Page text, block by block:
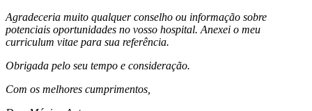
Agradeceria muito qualquer conselho ou informação sobre
potenciais oportunidades no vosso hospital. Anexei o meu
curriculum vitae para sua referência.
Obrigada pelo seu tempo e consideração.
Com os melhores cumprimentos,